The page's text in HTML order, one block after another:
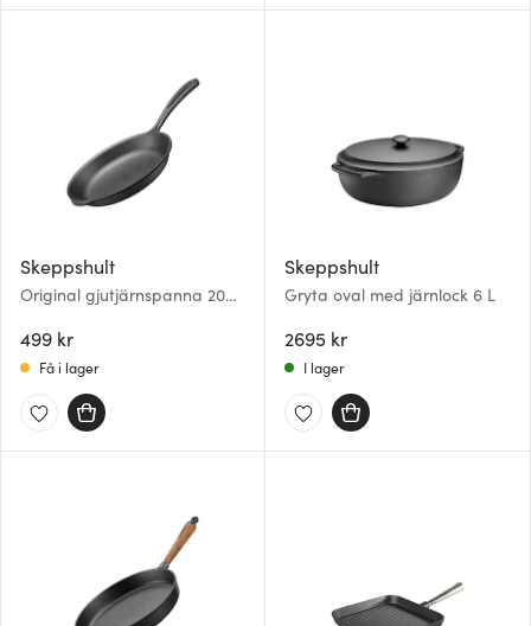
Skeppshult
Original gjutjärnspanna 20
499 kr
Få i lager
Skeppshult
Gryta oval med järnlock 6 L
2695 kr
I lager